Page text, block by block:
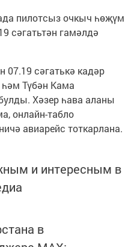
пилотсыз очкыч һөҗүм
сәгатьтән гамәлдә
07.19 сәгатькә кадәр
Түбән Кама
Хәзер һава аланы
онлайн-табло
авиарейс тоткарлана.
и интересным в
в